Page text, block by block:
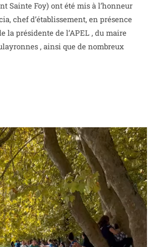
Sainte Foy) ont été mis à l’honneur
chef d’établissement, en présence
la présidente de l’APEL , du maire
, ainsi que de nombreux